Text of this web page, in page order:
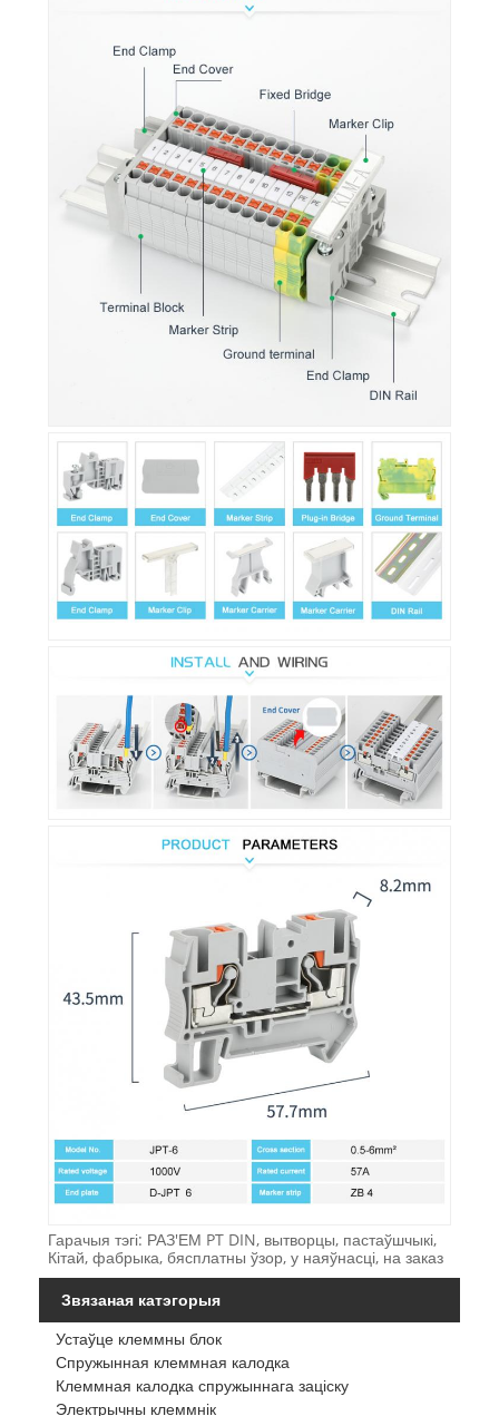
Гарачыя тэгі: РАЗ'ЕМ PT DIN, вытворцы, пастаўшчыкі,
Кітай, фабрыка, бясплатны ўзор, у наяўнасці, на заказ
Звязаная катэгорыя
Устаўце клеммны блок
Спружынная клеммная калодка
Клеммная калодка спружыннага заціску
Электрычны клеммнік